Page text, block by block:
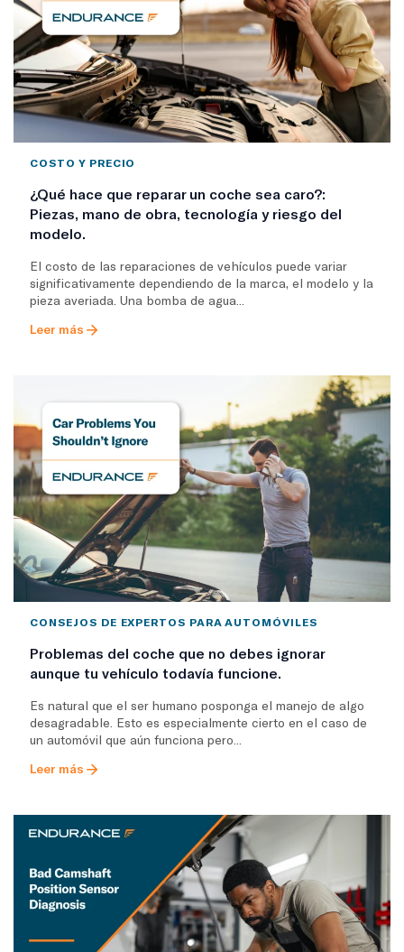
COSTO Y PRECIO
¿Qué hace que reparar un coche sea caro?:
Piezas, mano de obra, tecnología y riesgo del
modelo.
El costo de las reparaciones de vehículos puede variar
significativamente dependiendo de la marca, el modelo y la
pieza averiada. Una bomba de agua...
Leer más
CONSEJOS DE EXPERTOS PARA AUTOMÓVILES
Problemas del coche que no debes ignorar
aunque tu vehículo todavía funcione.
Es natural que el ser humano posponga el manejo de algo
desagradable. Esto es especialmente cierto en el caso de
un automóvil que aún funciona pero...
Leer más